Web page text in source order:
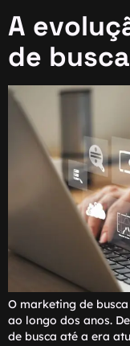
A
de
O marketing de
ao longo dos anos.
de busca até a era